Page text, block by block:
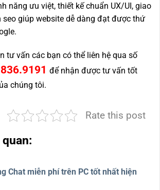
năng ưu việt, thiết kế chuẩn UX/UI, giao
seo giúp website dễ dàng đạt được thứ
tư vấn các bạn có thể liên hệ qua số
để nhận được tư vấn tốt
chúng tôi.
Rate this post
Chat miễn phí trên PC tốt nhất hiện